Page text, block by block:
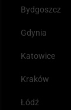
Bydgoszcz
Gdynia
Katowice
Kraków
Łódź